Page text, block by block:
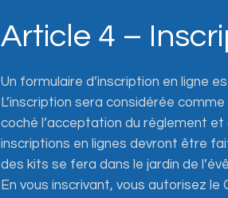
Article 4 –
Un formulaire d’inscription en ligne
L’inscription sera considérée
coché l’acceptation du règlement et
inscriptions en lignes devront être
des kits se fera dans le jardin de
En vous inscrivant, vous autorisez